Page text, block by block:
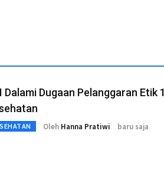
Dalami Dugaan Pelanggaran Etik
Oleh Hanna Pratiwi baru saja